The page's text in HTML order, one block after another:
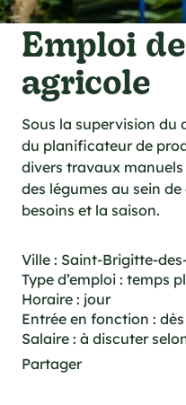
techniques
foodie
Emploi
agricole
Sous la supervision du
du planificateur de
divers travaux
des légumes au sein
besoins et la saison.
Ville : Saint-Brigitte-
Type d’emploi : temps
Horaire : jour
Entrée en fonction :
Salaire : à discuter
Partager